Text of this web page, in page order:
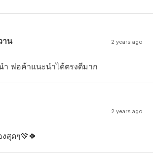
าน 2 years ago
พ่อค้าแนะนำได้ตรงดีมาก
2 years ago
สุดๆ💚🍀